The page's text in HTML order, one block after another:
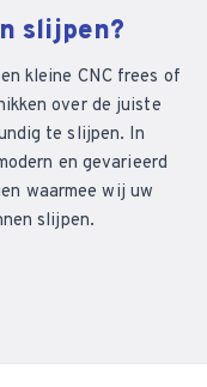
slijpen?
kleine CNC frees of
over de juiste
te slijpen. In
en gevarieerd
waarmee wij uw
slijpen.